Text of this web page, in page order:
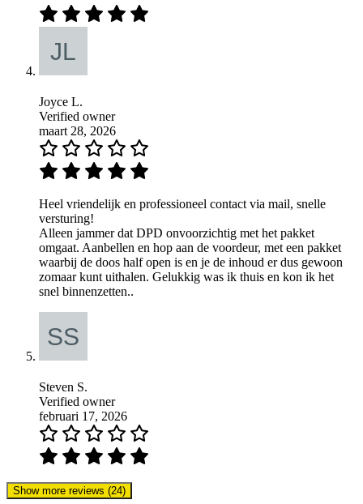
Joyce L.
Verified owner
maart 28, 2026
Heel vriendelijk en professioneel contact via mail, snelle
versturing!
Alleen jammer dat DPD onvoorzichtig met het pakket
omgaat. Aanbellen en hop aan de voordeur, met een pakket
waarbij de doos half open is en je de inhoud er dus gewoon
zomaar kunt uithalen. Gelukkig was ik thuis en kon ik het
snel binnenzetten..
Steven S.
Verified owner
februari 17, 2026
Show more reviews (24)